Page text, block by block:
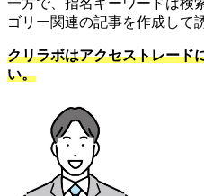
ゴリー関連の記事を作成して
クリラボはアクセストレード
い。